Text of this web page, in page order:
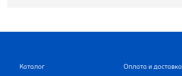
Каталог Оплата и доставка